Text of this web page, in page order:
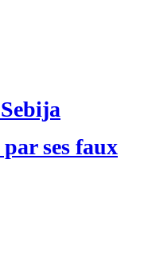
ses faux